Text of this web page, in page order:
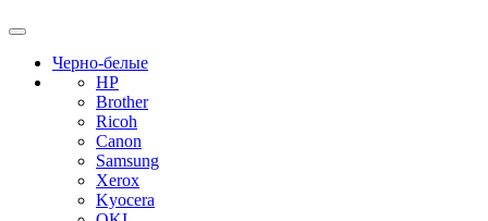
Черно-белые
HP
Brother
Ricoh
Canon
Samsung
Xerox
Kyocera